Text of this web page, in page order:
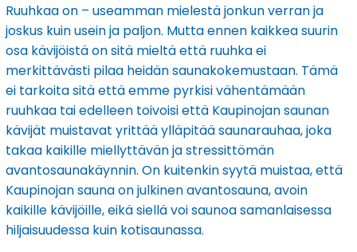
Ruuhkaa on – useamman mielestä jonkun verran ja
joskus kuin usein ja paljon. Mutta ennen kaikkea suurin
osa kävijöistä on sitä mieltä että ruuhka ei
merkittävästi pilaa heidän saunakokemustaan. Tämä
ei tarkoita sitä että emme pyrkisi vähentämään
ruuhkaa tai edelleen toivoisi että Kaupinojan saunan
kävijät muistavat yrittää ylläpitää saunarauhaa, joka
takaa kaikille miellyttävän ja stressittömän
avantosaunakäynnin. On kuitenkin syytä muistaa, että
Kaupinojan sauna on julkinen avantosauna, avoin
kaikille kävijöille, eikä siellä voi saunoa samanlaisessa
hiljaisuudessa kuin kotisaunassa.